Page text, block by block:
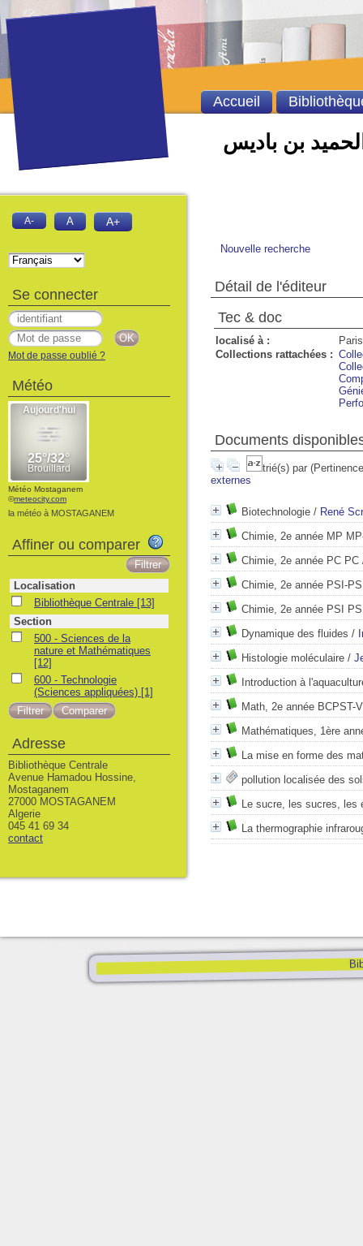
بن باديس
Nouvelle recherche
Détail de l'éditeur
Tec & doc
localisé à :
Paris
Collections rattachées :
Documents
trié(s) par
externes
Biotechnologie / René
Chimie, 2e année MP
Chimie, 2e année PC PC
Chimie, 2e année PSI-
Chimie, 2e année PSI
Dynamique des fluides /
Histologie moléculaire /
Introduction à
Math, 2e année BCPST-
Mathématiques, 1ère
La mise en forme des
pollution localisée des
Le sucre, les sucres, les
La thermographie
Accueil
A- A A+
Se connecter
Mot de passe oublié ?
Météo
Météo Mostaganem
©meteocity.com
la météo à MOSTAGANEM
Affiner ou comparer
Localisation
Bibliothèque Centrale [13]
Section
500 - Sciences de la
nature et Mathématiques
[12]
600 - Technologie
(Sciences appliquées) [1]
Adresse
Bibliothèque Centrale
Avenue Hamadou Hossine,
Mostaganem
27000 MOSTAGANEM
Algerie
045 41 69 34
contact